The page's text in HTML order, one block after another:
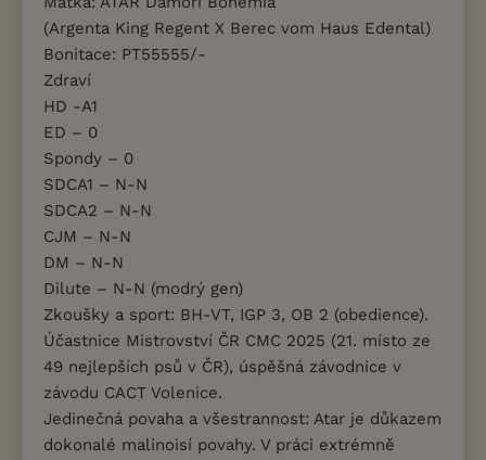
(Argenta King Regent X Berec vom Haus Edental)
Bonitace: PT55555/-
Zdraví
HD -A1
ED – 0
Spondy – 0
SDCA1 – N-N
SDCA2 – N-N
CJM – N-N
DM – N-N
Dilute – N-N (modrý gen)
Zkoušky a sport: BH-VT, IGP 3, OB 2 (obedience).
Účastnice Mistrovství ČR CMC 2025 (21. místo ze
49 nejlepších psů v ČR), úspěšná závodnice v
závodu CACT Volenice.
Jedinečná povaha a všestrannost: Atar je důkazem
dokonalé malinoisí povahy. V práci extrémně